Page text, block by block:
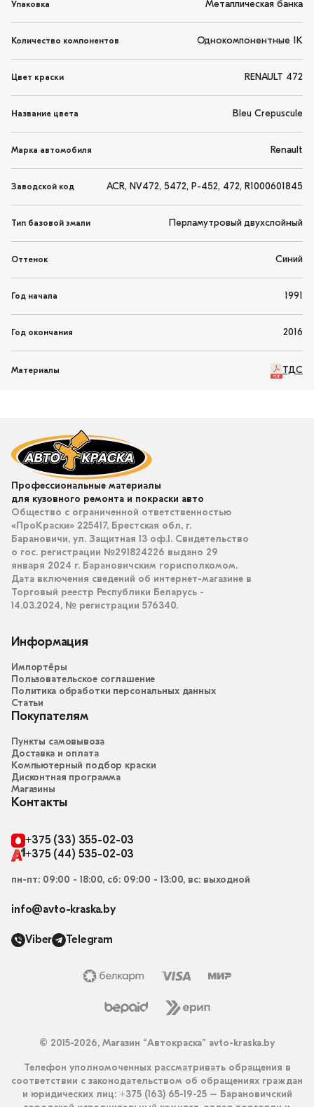
Упаковка Металлическая банка
Количество компонентов Однокомпонентные 1K
Цвет краски RENAULT 472
Название цвета Bleu Crepuscule
Марка автомобиля Renault
Заводской код ACR, NV472, 5472, P-452, 472, R1000601845
Тип базовой эмали Перламутровый двухслойный
Оттенок Синий
Год начала 1991
Год окончания 2016
Материалы ТДС
Профессиональные материалы
для кузовного ремонта и покраски авто
Общество с ограниченной ответственностью
«ПроКраски» 225417, Брестская обл, г.
Барановичи, ул. Защитная 13 оф.1. Свидетельство
о гос. регистрации №291824226 выдано 29
января 2024 г. Барановичским горисполкомом.
Дата включения сведений об интернет-магазине в
Торговый реестр Республики Беларусь -
14.03.2024, № регистрации 576340.
Информация
Импортёры
Пользовательское соглашение
Политика обработки персональных данных
Статьи
Покупателям
Пункты самовывоза
Доставка и оплата
Компьютерный подбор краски
Дисконтная программа
Магазины
Контакты
+375 (33) 355-02-03
+375 (44) 535-02-03
пн-пт: 09:00 - 18:00, сб: 09:00 - 13:00, вс: выходной
info@avto-kraska.by
Viber Telegram
© 2015-2026, Магазин “Автокраска” avto-kraska.by
Телефон уполномоченных рассматривать обращения в
соответствии с законодательством об обращениях граждан
и юридических лиц: +375 (163) 65-19-25 – Барановичский